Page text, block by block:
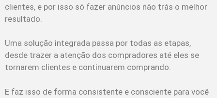
clientes, e por isso só fazer anúncios não trás o melhor
resultado.
Uma solução integrada passa por todas as etapas,
desde trazer a atenção dos compradores até eles se
tornarem clientes e continuarem comprando.
E faz isso de forma consistente e consciente para você